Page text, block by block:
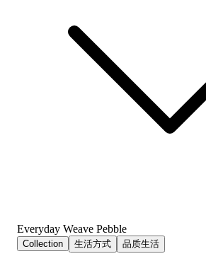
Everyday Weave Pebble
Collection 生活方式 品质生活